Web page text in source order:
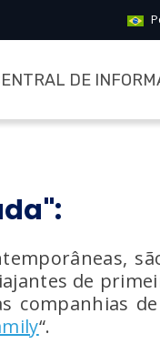
DE
de
companhias
“.